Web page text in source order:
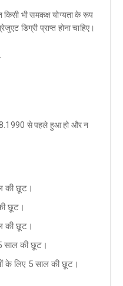
किसी भी समकक्ष योग्यता के रूप
डिग्री प्राप्त होना चाहिए।
से पहले हुआ हो और न
की छूट।
छूट।
की छूट।
साल की छूट।
के लिए 5 साल की छूट।